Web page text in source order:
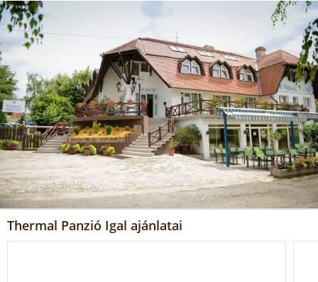
Thermal Panzió Igal ajánlatai